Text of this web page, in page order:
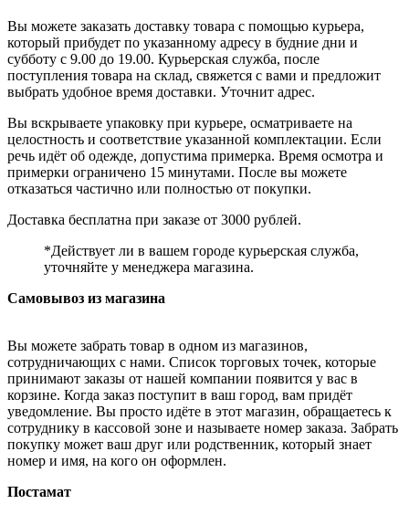
Вы можете заказать доставку товара с помощью курьера,
который прибудет по указанному адресу в будние дни и
субботу с 9.00 до 19.00. Курьерская служба, после
поступления товара на склад, свяжется с вами и предложит
выбрать удобное время доставки. Уточнит адрес.
Вы вскрываете упаковку при курьере, осматриваете на
целостность и соответствие указанной комплектации. Если
речь идёт об одежде, допустима примерка. Время осмотра и
примерки ограничено 15 минутами. После вы можете
отказаться частично или полностью от покупки.
Доставка бесплатна при заказе от 3000 рублей.
*Действует ли в вашем городе курьерская служба,
уточняйте у менеджера магазина.
Самовывоз из магазина
Вы можете забрать товар в одном из магазинов,
сотрудничающих с нами. Список торговых точек, которые
принимают заказы от нашей компании появится у вас в
корзине. Когда заказ поступит в ваш город, вам придёт
уведомление. Вы просто идёте в этот магазин, обращаетесь к
сотруднику в кассовой зоне и называете номер заказа. Забрать
покупку может ваш друг или родственник, который знает
номер и имя, на кого он оформлен.
Постамат